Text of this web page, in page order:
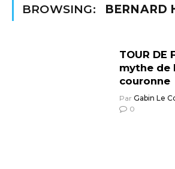
BROWSING: BERNARD
TOUR DE
mythe de
couronne
Par Gabin Le
0